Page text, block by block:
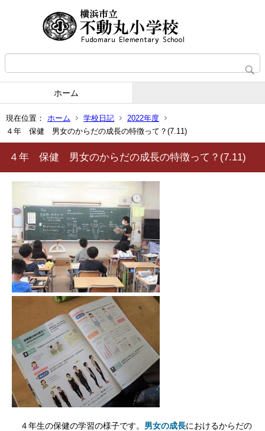
ホーム
現在位置： ホーム 学校日記
2022年度
４年 保健 男女のからだの成長の特徴って？(7.11)
４年 保健 男女のからだの成長の特徴って？(7.11)
４年生の保健の学習の様子です。 男女の成長におけるからだの